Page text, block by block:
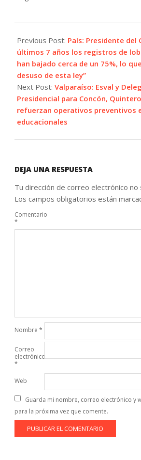
12-
13
Previous Post: País: Presidente del
últimos 7 años los registros de
han bajado cerca de un 75%, lo
desuso de esta ley”
Next Post: Valparaíso: Esval y
Presidencial para Concón,
refuerzan operativos preventivos
educacionales
DEJA UNA RESPUESTA
Tu dirección de correo electrónico no
Los campos obligatorios están
Comentario
*
Nombre *
Correo
electrónico
*
Web
Guarda mi nombre, correo electrónico y
para la próxima vez que comente.